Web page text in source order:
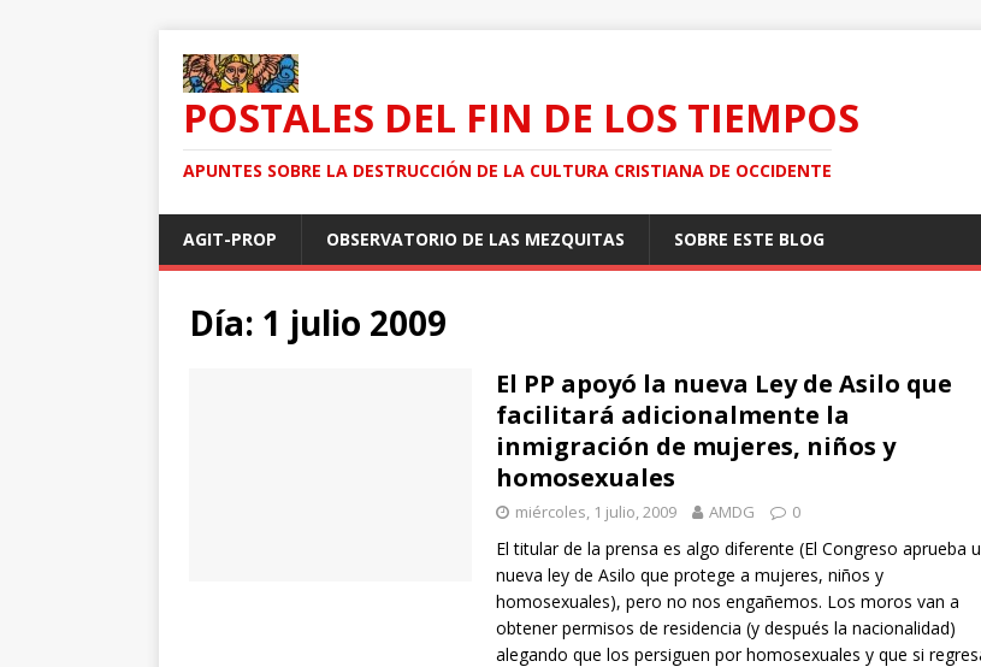
POSTALES DEL FIN DE LOS TIEMPOS
APUNTES SOBRE LA DESTRUCCIÓN DE LA CULTURA CRISTIANA DE OCCIDENTE
AGIT-PROP OBSERVATORIO DE LAS MEZQUITAS SOBRE ESTE BLOG
Día: 1 julio 2009
El PP apoyó la nueva Ley de Asilo que
facilitará adicionalmente la
inmigración de mujeres, niños y
homosexuales
miércoles, 1 julio, 2009 AMDG 0
El titular de la prensa es algo diferente (El Congreso aprueba
nueva ley de Asilo que protege a mujeres, niños y
homosexuales), pero no nos engañemos. Los moros van a
obtener permisos de residencia (y después la nacionalidad)
alegando que los persiguen por homosexuales y que si